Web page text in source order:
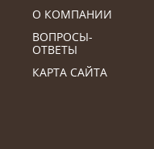
О КОМПАНИИ
ВОПРОСЫ-
ОТВЕТЫ
КАРТА САЙТА